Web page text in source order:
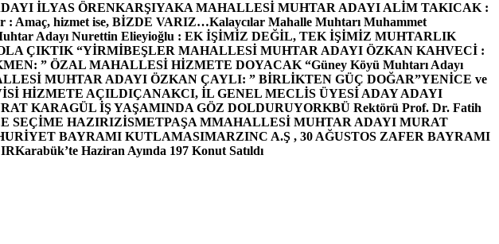
İLYAS ÖRENKARŞIYAKA MAHALLESİ MUHTAR ADAYI ALİM TAKICAK :
: Amaç, hizmet ise, BİZDE VARIZ…Kalaycılar Mahalle Muhtarı Muhammet
Adayı Nurettin Elieyioğlu : EK İŞİMİZ DEĞİL, TEK İŞİMİZ MUHTARLIK
ÇIKTIK “YİRMİBEŞLER MAHALLESİ MUHTAR ADAYI ÖZKAN KAHVECİ :
” ÖZAL MAHALLESİ HİZMETE DOYACAK “Güney Köyü Muhtarı Adayı
MUHTAR ADAYI ÖZKAN ÇAYLI: ” BİRLİKTEN GÜÇ DOĞAR”YENİCE ve
HİZMETE AÇILDIÇANAKCI, İL GENEL MECLİS ÜYESİ ADAY ADAYI
KARAGÜL İŞ YAŞAMINDA GÖZ DOLDURUYORKBÜ Rektörü Prof. Dr. Fatih
SEÇİME HAZIRIZİSMETPAŞA MMAHALLESİ MUHTAR ADAYI MURAT
BAYRAMI KUTLAMASIMARZINC A.Ş , 30 AĞUSTOS ZAFER BAYRAMI
Karabük’te Haziran Ayında 197 Konut Satıldı